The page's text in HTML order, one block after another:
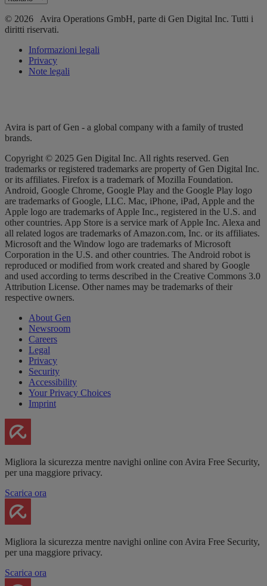
© 2026 Avira Operations GmbH, parte di Gen Digital Inc. Tutti i
diritti riservati.
Informazioni legali
Privacy
Note legali
Avira is part of Gen - a global company with a family of trusted
brands.
Copyright © 2025 Gen Digital Inc. All rights reserved. Gen
trademarks or registered trademarks are property of Gen Digital Inc.
or its affiliates. Firefox is a trademark of Mozilla Foundation.
Android, Google Chrome, Google Play and the Google Play logo
are trademarks of Google, LLC. Mac, iPhone, iPad, Apple and the
Apple logo are trademarks of Apple Inc., registered in the U.S. and
other countries. App Store is a service mark of Apple Inc. Alexa and
all related logos are trademarks of Amazon.com, Inc. or its affiliates.
Microsoft and the Window logo are trademarks of Microsoft
Corporation in the U.S. and other countries. The Android robot is
reproduced or modified from work created and shared by Google
and used according to terms described in the Creative Commons 3.0
Attribution License. Other names may be trademarks of their
respective owners.
About Gen
Newsroom
Careers
Legal
Privacy
Security
Accessibility
Your Privacy Choices
Imprint
Migliora la sicurezza mentre navighi online con Avira Free Security,
per una maggiore privacy.
Scarica ora
Migliora la sicurezza mentre navighi online con Avira Free Security,
per una maggiore privacy.
Scarica ora